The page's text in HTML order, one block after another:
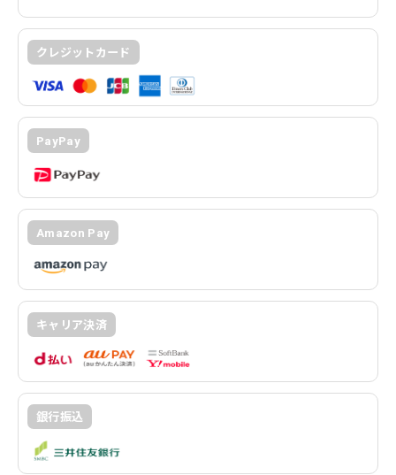
クレジットカード
PayPay
Amazon Pay
キャリア決済
銀行振込